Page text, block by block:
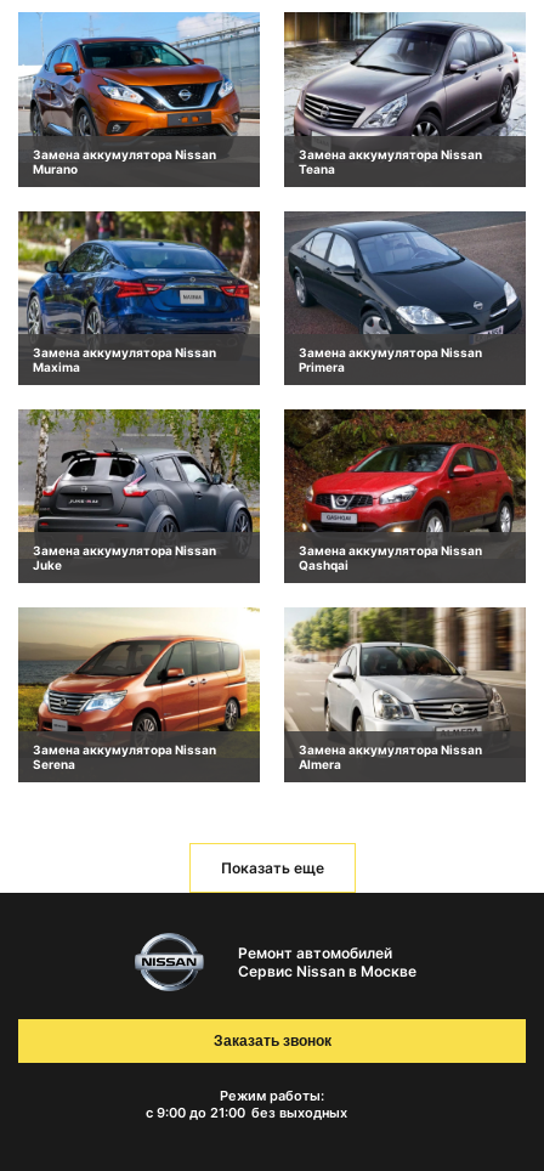
Замена аккумулятора Nissan
Murano
Замена аккумулятора Nissan
Teana
Замена аккумулятора Nissan
Maxima
Замена аккумулятора Nissan
Primera
Замена аккумулятора Nissan
Juke
Замена аккумулятора Nissan
Qashqai
Замена аккумулятора Nissan
Serena
Замена аккумулятора Nissan
Almera
Показать еще
Ремонт автомобилей
Сервис Nissan в Москве
Режим работы:
с 9:00 до 21:00 без выходных
Заказать звонок